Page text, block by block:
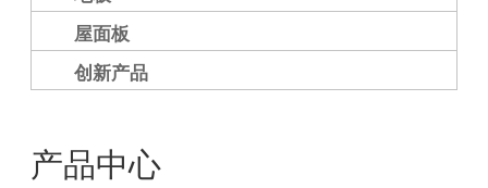
屋面板
创新产品
产品中心